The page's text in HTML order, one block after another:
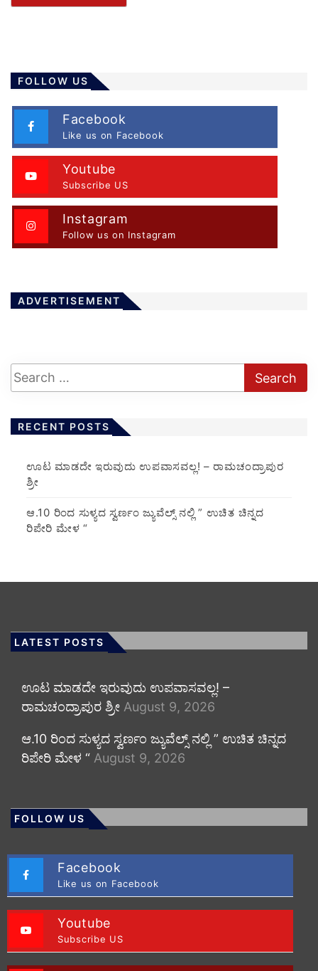
FOLLOW US
Facebook
Like us on Facebook
Youtube
Subscribe US
Instagram
Follow us on Instagram
ADVERTISEMENT
RECENT POSTS
ಊಟ ಮಾಡದೇ ಇರುವುದು ಉಪವಾಸವಲ್ಲ! – ರಾಮಚಂದ್ರಾಪುರ
ಶ್ರೀ
ಆ.10 ರಿಂದ ಸುಳ್ಯದ ಸ್ವರ್ಣಂ ಜ್ಯುವೆಲ್ಸ್ ನಲ್ಲಿ ” ಉಚಿತ ಚಿನ್ನದ
ರಿಪೇರಿ ಮೇಳ “
LATEST POSTS
ಊಟ ಮಾಡದೇ ಇರುವುದು ಉಪವಾಸವಲ್ಲ! –
ರಾಮಚಂದ್ರಾಪುರ ಶ್ರೀ August 9, 2026
ಆ.10 ರಿಂದ ಸುಳ್ಯದ ಸ್ವರ್ಣಂ ಜ್ಯುವೆಲ್ಸ್ ನಲ್ಲಿ ” ಉಚಿತ ಚಿನ್ನದ
ರಿಪೇರಿ ಮೇಳ “ August 9, 2026
FOLLOW US
Facebook
Like us on Facebook
Youtube
Subscribe US